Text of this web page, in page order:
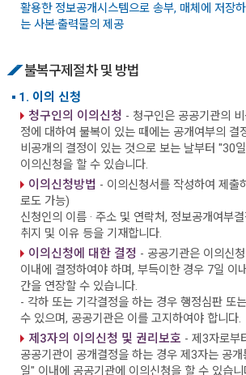
활용한 정보공개시스템으로 송부, 매체에 저장
는 사본·출력물의 제공
불복구제절차 및 방법
1. 이의 신청
청구인의 이의신청 - 청구인은 공공기관의
정에 대하여 불복이 있는 때에는 공개여부의 결
비공개의 결정이 있는 것으로 보는 날부터 "30
이의신청을 할 수 있습니다.
이의신청방법 - 이의신청서를 작성하여 제출
로도 가능)
신청인의 이름 · 주소 및 연락처, 정보공개여부
취지 및 이유 등을 기재합니다.
이의신청에 대한 결정 - 공공기관은 이의신
이내에 결정하여야 하며, 부득이한 경우 7일 이
간을 연장할 수 있습니다.
- 각하 또는 기각결정을 하는 경우 행정심판 또
수 있으며, 공공기관은 이를 고지하여야 합니다.
제3자의 이의신청 및 권리보호 - 제3자로부
공공기관이 공개결정을 하는 경우 제3자는 공
일" 이내에 공공기관에 이의신청을 할 수 있습니